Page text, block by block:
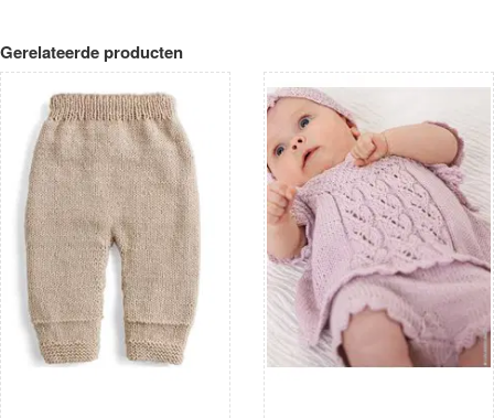
Gerelateerde producten